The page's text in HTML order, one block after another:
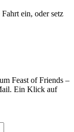
ein, oder setz
Feast of Friends –
Ein Klick auf